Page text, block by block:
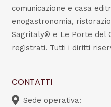
comunicazione e casa
enogastronomia,
Sagritaly® e Le Porte del
registrati. Tutti i diritti
CONTATTI
Sede operativa: